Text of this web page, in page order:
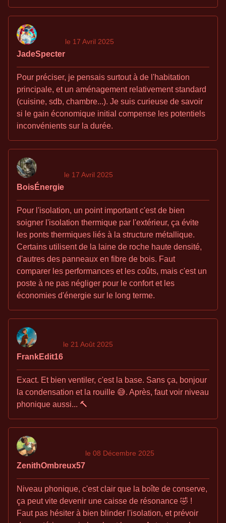
JadeSpecter
le 17 Avril 2025
Pour préciser, je pensais surtout à de l'habitation
principale, et un aménagement relativement standard
(cuisine, sdb, chambre...). Je suis curieuse de savoir
si le gain économique initial compense les potentiels
inconvénients sur la durée.
BoisÉnergie
le 17 Avril 2025
Pour l'isolation, un point important c'est de bien
soigner l'isolation thermique par l'extérieur, ça évite
les ponts thermiques liés à la structure métallique.
Certains utilisent de la laine de roche haute densité,
d'autres des panneaux en fibre de bois. Faut
comparer les performances et les coûts, mais c'est un
poste à ne pas négliger pour le confort et les
économies d'énergie sur le long terme.
FrankEdit16
le 21 Août 2025
Exact. Et bien ventiler, c'est la base. Sans ça, bonjour
la condensation et la rouille 😅. Après, faut voir niveau
phonique aussi... 🔨
ZenithOmbreux57
le 08 Décembre 2025
Niveau phonique, c'est clair que la boîte de conserve,
ça peut vite devenir une caisse de résonance 🤣 !
Faut pas hésiter à bien blinder l'isolation, et prévoir